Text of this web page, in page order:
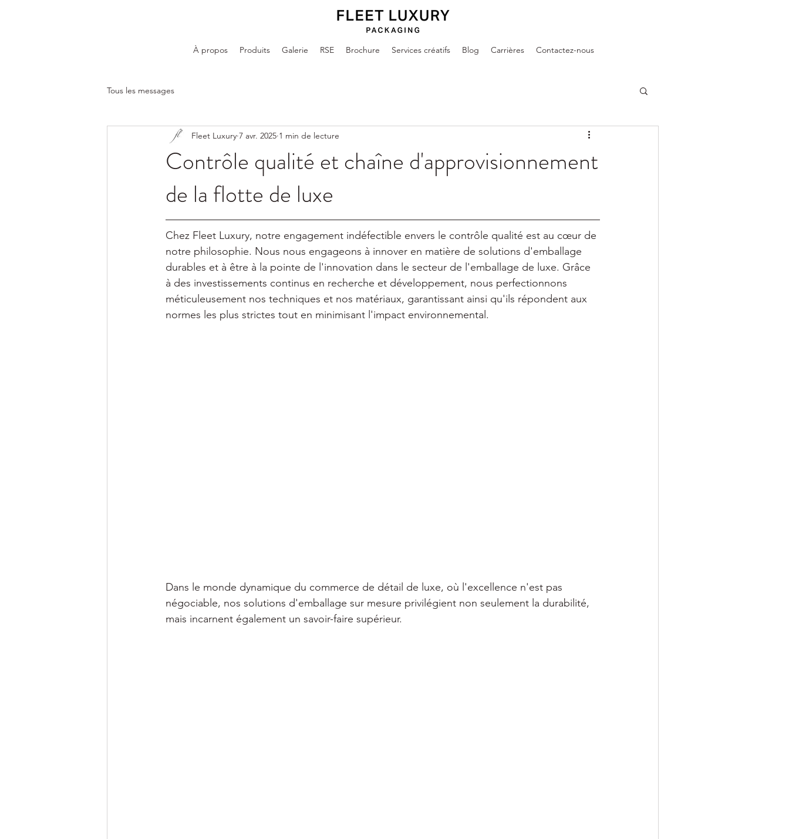
À propos Produits Galerie RSE Brochure Services créatifs Blog Carrières Contactez-nous
Tous les messages
Contrôle qualité et chaîne d'approvisionnement
de la flotte de luxe
Fleet Luxury 7 avr. 2025 1 min de lecture
Chez Fleet Luxury, notre engagement indéfectible envers le contrôle qualité est au cœur de
notre philosophie. Nous nous engageons à innover en matière de solutions d'emballage
durables et à être à la pointe de l'innovation dans le secteur de l'emballage de luxe. Grâce
à des investissements continus en recherche et développement, nous perfectionnons
méticuleusement nos techniques et nos matériaux, garantissant ainsi qu'ils répondent aux
normes les plus strictes tout en minimisant l'impact environnemental.
Dans le monde dynamique du commerce de détail de luxe, où l'excellence n'est pas
négociable, nos solutions d'emballage sur mesure privilégient non seulement la durabilité,
mais incarnent également un savoir-faire supérieur.